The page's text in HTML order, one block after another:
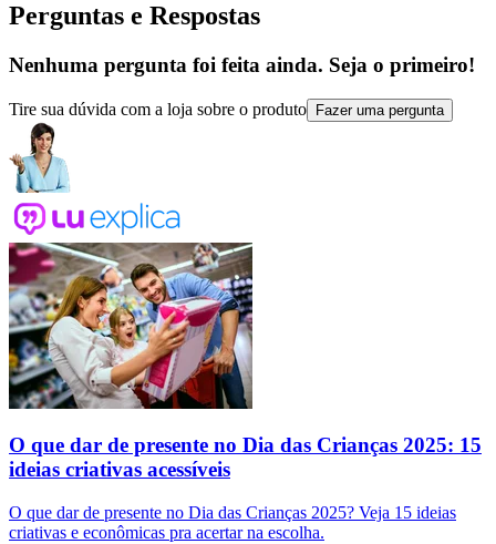
Perguntas e Respostas
Nenhuma pergunta foi feita ainda. Seja o primeiro!
Tire sua dúvida com a loja sobre o produto Fazer uma pergunta
O que dar de presente no Dia das Crianças 2025: 15
ideias criativas acessíveis
O que dar de presente no Dia das Crianças 2025? Veja 15 ideias
criativas e econômicas pra acertar na escolha.